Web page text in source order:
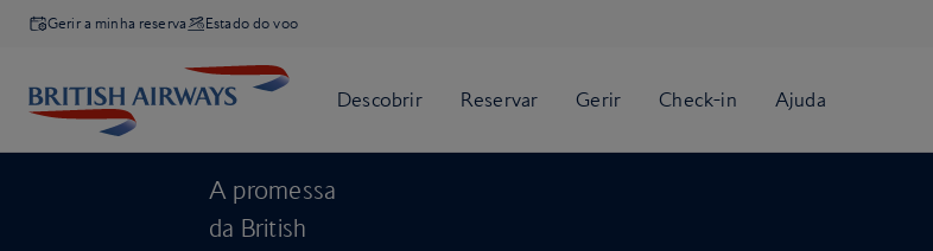
Gerir a minha reserva Estado do voo
A promessa
da British